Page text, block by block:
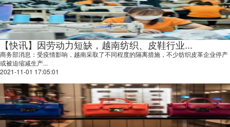
【快讯】因劳动力短缺，越南纺织、皮鞋行业...
商务部消息：受疫情影响，越南采取了不同程度的隔离措施，不少纺织皮革企业停产
或被迫缩减生产...
2021-11-01 17:05:01